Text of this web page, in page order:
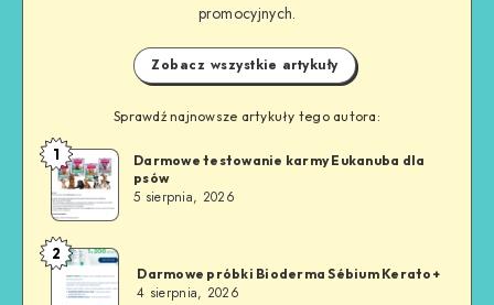
promocyjnych.
Zobacz wszystkie artykuły
Sprawdź najnowsze artykuły tego autora:
1
Darmowe testowanie karmy Eukanuba dla
psów
5 sierpnia, 2026
2
Darmowe próbki Bioderma Sébium Kerato+
4 sierpnia, 2026